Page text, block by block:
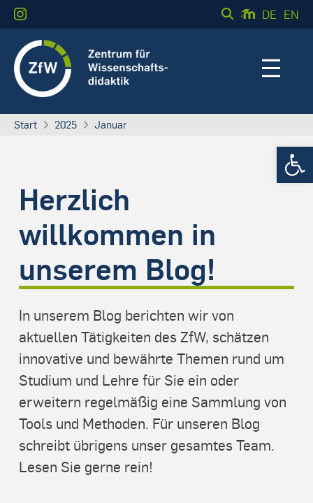
DE EN
Start 2025 Januar
Herzlich
willkommen in
unserem Blog!
In unserem Blog berichten wir von
aktuellen Tätigkeiten des ZfW, schätzen
innovative und bewährte Themen rund um
Studium und Lehre für Sie ein oder
erweitern regelmäßig eine Sammlung von
Tools und Methoden. Für unseren Blog
schreibt übrigens unser gesamtes Team.
Lesen Sie gerne rein!